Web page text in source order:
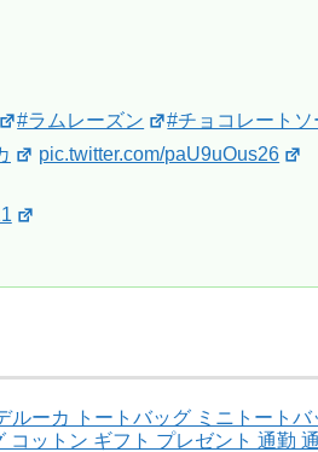
#ラムレーズン #チョコレートソ
pic.twitter.com/paU9uOus26
ルーカ トートバッグ ミニトートバ
コットン ギフト プレゼント 通勤